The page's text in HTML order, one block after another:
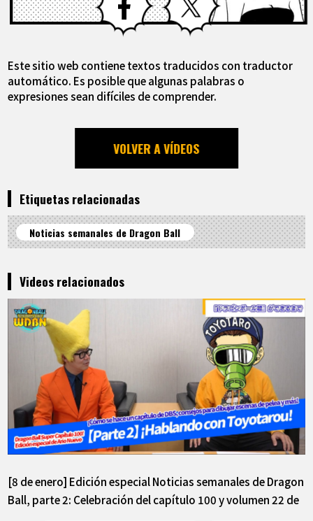
Este sitio web contiene textos traducidos con traductor
automático. Es posible que algunas palabras o
expresiones sean difíciles de comprender.
VOLVER A VÍDEOS
Etiquetas relacionadas
Noticias semanales de Dragon Ball
Videos relacionados
[8 de enero] Edición especial Noticias semanales de Dragon
Ball, parte 2: Celebración del capítulo 100 y volumen 22 de